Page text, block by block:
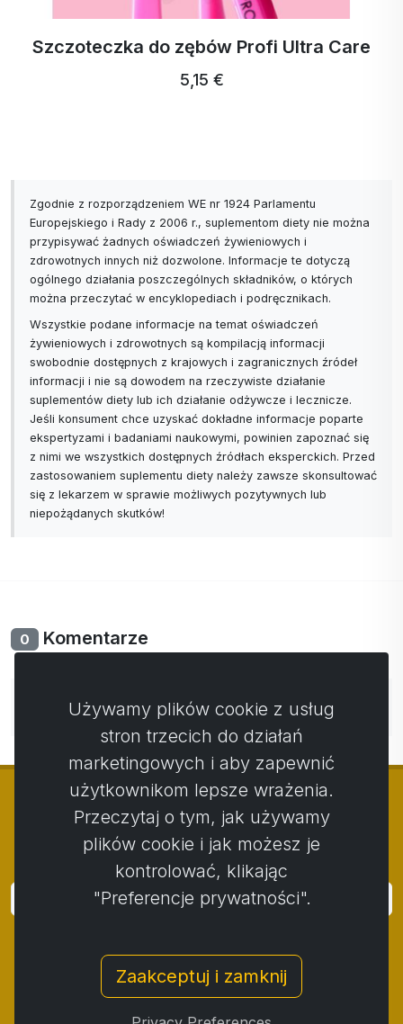
Szczoteczka do zębów Profi Ultra Care
5,15 €
Zgodnie z rozporządzeniem WE nr 1924 Parlamentu
Europejskiego i Rady z 2006 r., suplementom diety nie można
przypisywać żadnych oświadczeń żywieniowych i
zdrowotnych innych niż dozwolone. Informacje te dotyczą
ogólnego działania poszczególnych składników, o których
można przeczytać w encyklopediach i podręcznikach.
Wszystkie podane informacje na temat oświadczeń
żywieniowych i zdrowotnych są kompilacją informacji
swobodnie dostępnych z krajowych i zagranicznych źródeł
informacji i nie są dowodem na rzeczywiste działanie
suplementów diety lub ich działanie odżywcze i lecznicze.
Jeśli konsument chce uzyskać dokładne informacje poparte
ekspertyzami i badaniami naukowymi, powinien zapoznać się
z nimi we wszystkich dostępnych źródłach eksperckich. Przed
zastosowaniem suplementu diety należy zawsze skonsultować
się z lekarzem w sprawie możliwych pozytywnych lub
niepożądanych skutków!
0 Komentarze
Nie ma jeszcze komentarzy. Bądź pierwszy ze swoim
komentarzem.
© Copyright 2014 - 2026 Activstar
Zaloguj się
Zasady i warunki / Polityka prywatności
Procedura składania skarg / Protokół reklamacji
Używamy plików cookie z usług
stron trzecich do działań
marketingowych i aby zapewnić
użytkownikom lepsze wrażenia.
Przeczytaj o tym, jak używamy
plików cookie i jak możesz je
kontrolować, klikając
"Preferencje prywatności".
Zaakceptuj i zamknij